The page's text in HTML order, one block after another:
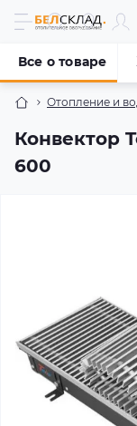
Отопление и
Конвектор
600
Все о товаре